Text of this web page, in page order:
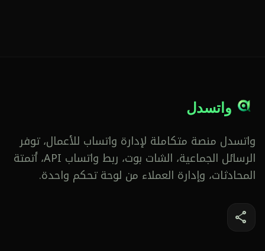
واتسدل
واتسدل منصة متكاملة لإدارة واتساب للأعمال، توفر
الرسائل الجماعية، الشات بوت، ربط واتساب API، أتمتة
المحادثات، وإدارة العملاء من لوحة تحكم واحدة.
share